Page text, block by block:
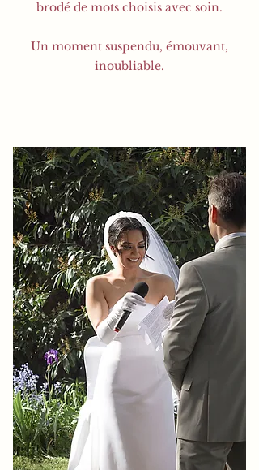
brodé de mots choisis avec soin.
Un moment suspendu, émouvant,
inoubliable.